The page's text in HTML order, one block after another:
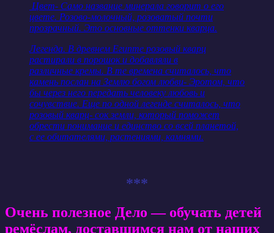
Цвет- Само название минерала говорит о его
цвете. Розово-молочный, розоватый почти
прозрачный. Это основные оттенки кварца.
Легенда. В древнем Египте розовый кварц
растирали в порошок и добавляли в
различные кремы. В те времена считалось, что
камень послан на Землю богом любви- Эротом, что
бы через него передать человеку любовь и
сочувствие. Еще по одной легенде считалось, что
розовый кварц- сок земли, который поможет
обрести понимание и единство со всей планетой,
с ее обитателями, растениями, камнями.
***
Очень полезное Дело — обучать детей
ремёслам, доставшимся нам от наших